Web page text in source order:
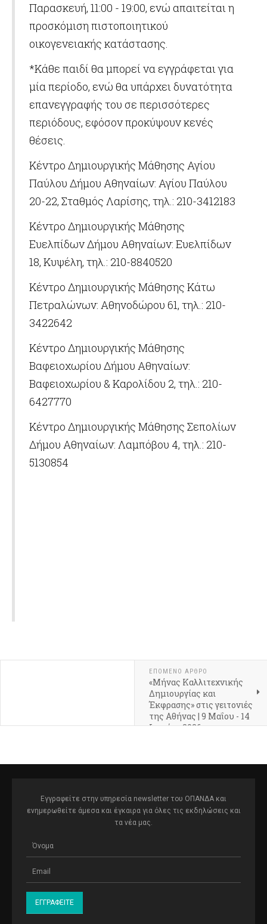
Παρασκευή, 11:00 - 19:00, ενώ απαιτείται η
προσκόμιση πιστοποιητικού
οικογενειακής κατάστασης.
*Κάθε παιδί θα μπορεί να εγγράφεται για
μία περίοδο, ενώ θα υπάρχει δυνατότητα
επανεγγραφής του σε περισσότερες
περιόδους, εφόσον προκύψουν κενές
θέσεις.
Κέντρο Δημιουργικής Μάθησης Αγίου
Παύλου Δήμου Αθηναίων: Αγίου Παύλου
20-22, Σταθμός Λαρίσης, τηλ.: 210-3412183
Κέντρο Δημιουργικής Μάθησης
Ευελπίδων Δήμου Αθηναίων: Ευελπίδων
18, Κυψέλη, τηλ.: 210-8840520
Κέντρο Δημιουργικής Μάθησης Κάτω
Πετραλώνων: Αθηνοδώρου 61, τηλ.: 210-
3422642
Κέντρο Δημιουργικής Μάθησης
Βαφειοχωρίου Δήμου Αθηναίων:
Βαφειοχωρίου & Καρολίδου 2, τηλ.: 210-
6427770
Κέντρο Δημιουργικής Μάθησης Σεπολίων
Δήμου Αθηναίων: Λαμπόβου 4, τηλ.: 210-
5130854
ΕΠΌΜΕΝΟ ΆΡΘΡΟ
«Μήνας Καλλιτεχνικής
Δημιουργίας και
Έκφρασης» στις γειτονιές
της Αθήνας | 9 Μαΐου - 14
Ιουνίου 2026
Εγγραφείτε στην υπηρεσία newsletter του ΟΠΑΝΔΑ και
ενημερωθείτε άμεσα και έγκαιρα για όλες τις εκδηλώσεις και
τα νέα μας.